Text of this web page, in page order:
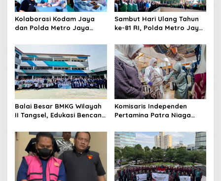
Kolaborasi Kodam Jaya
dan Polda Metro Jaya
Sambut Hari Ulang Tahun
ke-81 RI, Polda Metro Jaya
Balai Besar BMKG Wilayah
II Tangsel, Edukasi Bencana
kepada pelajar UPTD SMPN
23
Komisaris Independen
Pertamina Patra Niaga
Mitra Binaan dengan
Sentuhan Kemanusiaan dan
Keberlanjutan